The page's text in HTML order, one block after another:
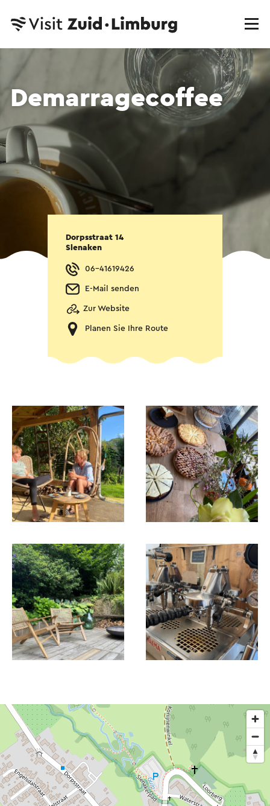
Demarragecoffee
Dorpsstraat 14
Slenaken
06-41619426
E-Mail senden
Zur Website
Planen Sie Ihre Route